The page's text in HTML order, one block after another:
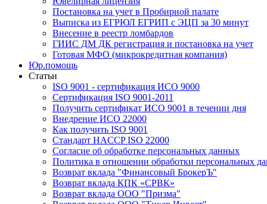
Постановка на учет в Пробирной палате
Выписка из ЕГРЮЛ ЕГРИП с ЭЦП за 30 минут
Внесение в реестр ломбардов
ГИИС ДМ ДК регистрация и постановка на учет
Готовая МФО (микрокредитная компания)
Юр.помощь
Статьи
ISO 9001 - сертификация ИСО 9000
Сертификация ISO 9001-2011
Получить сертификат ИСО 9001 в течении дня
Внедрение ИСО 22000
Как получить ISO 9001
Стандарт HACCP ISO 22000
Согласие об обработке персональных данных
Политика в отношении обработки персональных
Возврат вклада "Финансовый БрокерЪ"
Возврат вклада КПК «СРВК»
Возврат вклада ООО "Призма"